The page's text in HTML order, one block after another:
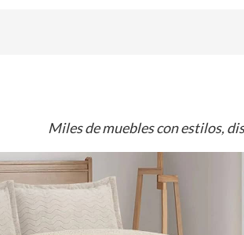
Miles de muebles con estilos,